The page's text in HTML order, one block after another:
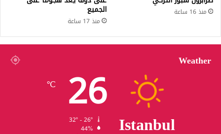
منذ 16 ساعة الجميع
منذ 17 ساعة
Weather
Istanbul
26
℃
44%